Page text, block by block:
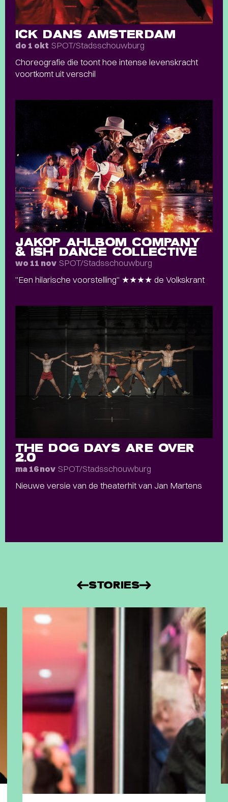
ICK DANS AMSTERDAM
do 1 okt SPOT/Stadsschouwburg
Choreografie die toont hoe intense levenskracht
voortkomt uit verschil
JAKOP AHLBOM COMPANY
& ISH DANCE COLLECTIVE
wo 11 nov SPOT/Stadsschouwburg
"Een hilarische voorstelling" ★★★★ de Volkskrant
THE DOG DAYS ARE OVER
2.0
ma 16 nov SPOT/Stadsschouwburg
Nieuwe versie van de theaterhit van Jan Martens
STORIES